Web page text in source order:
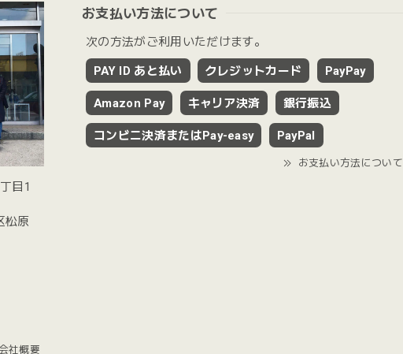
目1
松原
社概要
お支払い方法について
次の方法がご利用いただけます。
PAY ID あと払い クレジットカード PayPay
Amazon Pay キャリア決済 銀行振込
コンビニ決済またはPay-easy PayPal
お支払い方法について